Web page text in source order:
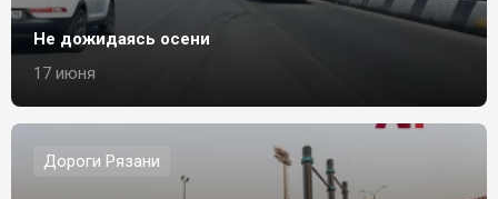
Не дожидаясь осени
17 июня
Дороги Рязани